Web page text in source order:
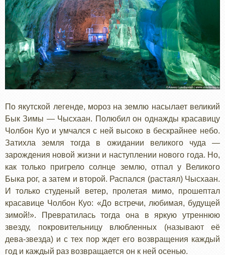
По якутской легенде, мороз на землю насылает великий
Бык Зимы — Чысхаан. Полюбил он однажды красавицу
Чолбон Куо и умчался с ней высоко в бескрайнее небо.
Затихла земля тогда в ожидании великого чуда —
зарождения новой жизни и наступлении нового года. Но,
как только пригрело солнце землю, отпал у Великого
Быка рог, а затем и второй. Распался (растаял) Чысхаан.
И только студеный ветер, пролетая мимо, прошептал
красавице Чолбон Куо: «До встречи, любимая, будущей
зимой!». Превратилась тогда она в яркую утреннюю
звезду, покровительницу влюбленных (называют её
дева-звезда) и с тех пор ждет его возвращения каждый
год и каждый раз возвращается он к ней осенью.